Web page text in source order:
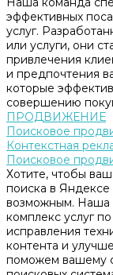
эффективных
услуг.
или услуги, они
привлечения
и предпочтения
которые
совершению
ПРОДВИЖЕНИЕ
Поисковое
Контекстная
Поисковое
Хотите, чтобы
поиска в Яндексе
возможным. Наша
комплекс услуг
исправления
контента и
поможем вашему